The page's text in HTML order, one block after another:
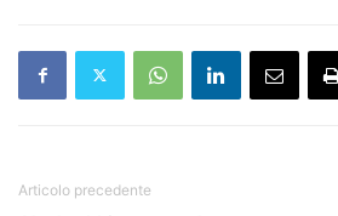
Articolo precedente